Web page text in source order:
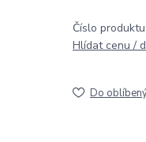
Číslo produktu:
Hlídat cenu /
Do